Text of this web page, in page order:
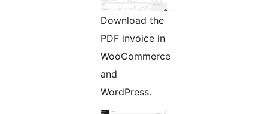
Download the
PDF invoice in
WooCommerce
and
WordPress.